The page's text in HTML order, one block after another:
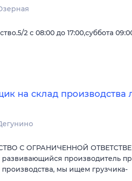
2 с 08:00 до 17:00,суббота
на склад производства
С ОГРАНИЧЕННОЙ
производитель
производства, мы ищем грузчика-